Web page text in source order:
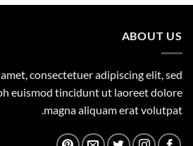
165.00 ₪.
₪.
ABOUT US
consectetuer adipiscing elit, sed
euismod tincidunt ut laoreet dolore
magna aliquam erat volutpat.